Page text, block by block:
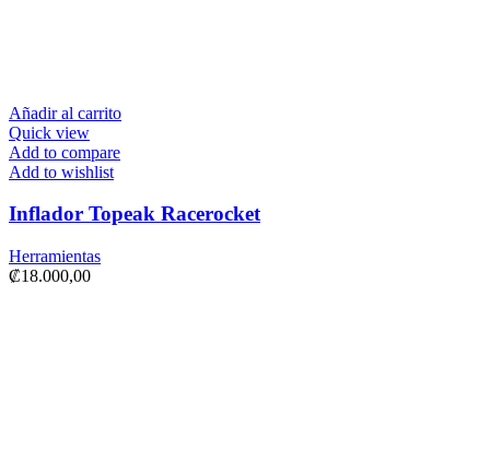
Añadir al carrito
Quick view
Add to compare
Add to wishlist
Inflador Topeak Racerocket
Herramientas
₡18.000,00